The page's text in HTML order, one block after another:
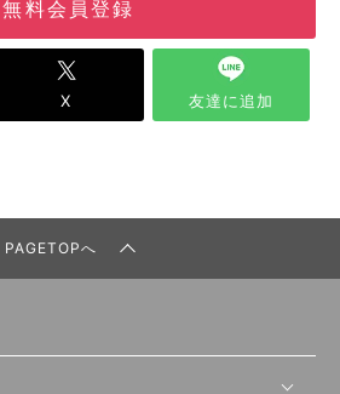
無料会員登録
X 友達に追加
PAGETOPへ